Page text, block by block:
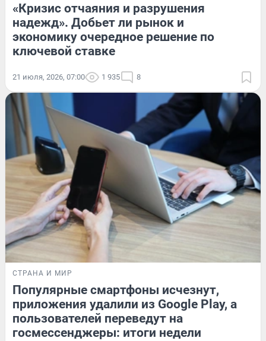
«Кризис отчаяния и разрушения
надежд». Добьет ли рынок и
экономику очередное решение по
ключевой ставке
21 июля, 2026, 07:00 1 935 8
СТРАНА И МИР
Популярные смартфоны исчезнут,
приложения удалили из Google Play, а
пользователей переведут на
госмессенджеры: итоги недели